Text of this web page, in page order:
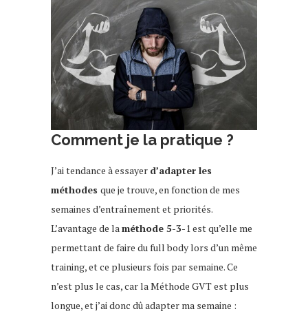
Comment je la pratique ?
J’ai tendance à essayer d’adapter les
méthodes que je trouve, en fonction de mes
semaines d’entraînement et priorités.
L’avantage de laméthode 5-3-1 est qu’elle me
permettant de faire du full body lors d’un même
training, et ce plusieurs fois par semaine. Ce
n’est plus le cas, car la Méthode GVT est plus
longue, et j’ai donc dû adapter ma semaine :